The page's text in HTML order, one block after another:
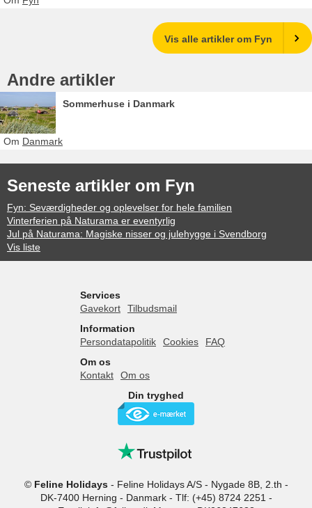
Vis alle artikler om Fyn
Andre artikler
Sommerhuse i Danmark
Om Danmark
Seneste artikler om Fyn
Fyn: Seværdigheder og oplevelser for hele familien
Vinterferien på Naturama er eventyrlig
Jul på Naturama: Magiske nisser og julehygge i Svendborg
Vis liste
Services
Gavekort
Tilbudsmail
Information
Persondatapolitik
Cookies
FAQ
Om os
Kontakt
Om os
Din tryghed
© Feline Holidays- Feline Holidays A/S- Nygade 8B, 2.th -
DK-7400 Herning - Danmark - Tlf: (+45) 8724 2251 -